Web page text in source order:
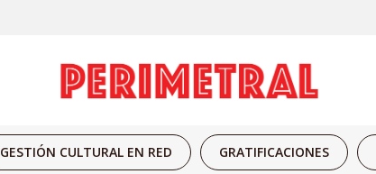
GESTIÓN CULTURAL EN RED GRATIFICACIONES